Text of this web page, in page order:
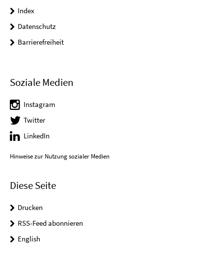
Index
Datenschutz
Barrierefreiheit
Soziale Medien
Instagram
Twitter
LinkedIn
Hinweise zur Nutzung sozialer Medien
Diese Seite
Drucken
RSS-Feed abonnieren
English